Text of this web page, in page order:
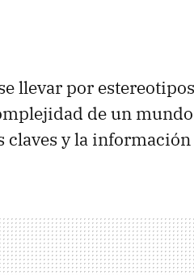
llevar por
de un
claves y la información